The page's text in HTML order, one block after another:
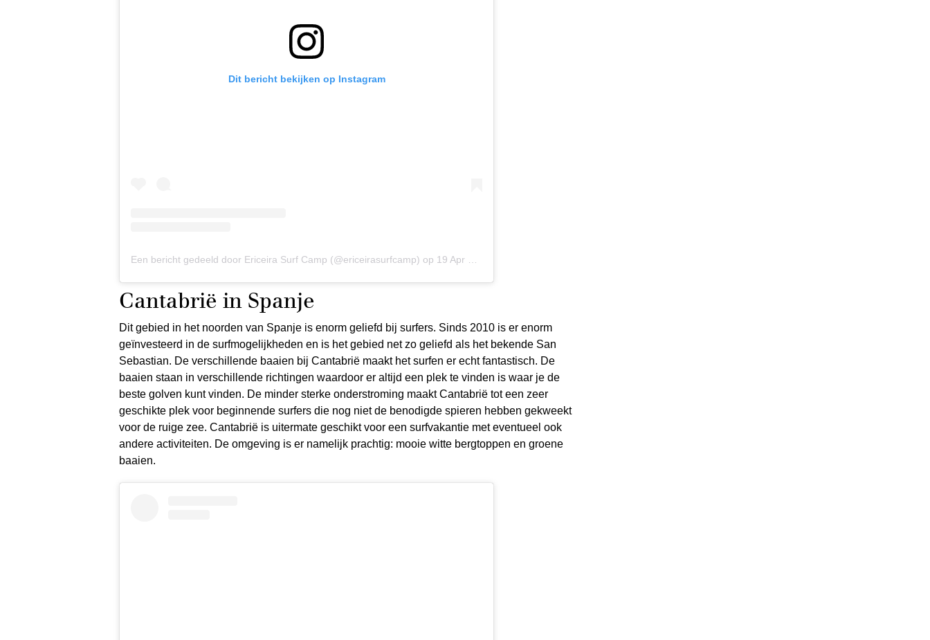
Dit bericht bekijken op Instagram
Een bericht gedeeld door Ericeira Surf Camp (@ericeirasurfcamp) op 19 Apr 2020 om 1:56 (PDT)
Cantabrië in Spanje
Dit gebied in het noorden van Spanje is enorm geliefd bij surfers. Sinds 2010 is er enorm
geïnvesteerd in de surfmogelijkheden en is het gebied net zo geliefd als het bekende San
Sebastian. De verschillende baaien bij Cantabrië maakt het surfen er echt fantastisch. De
baaien staan in verschillende richtingen waardoor er altijd een plek te vinden is waar je de
beste golven kunt vinden. De minder sterke onderstroming maakt Cantabrië tot een zeer
geschikte plek voor beginnende surfers die nog niet de benodigde spieren hebben gekweekt
voor de ruige zee. Cantabrië is uitermate geschikt voor een surfvakantie met eventueel ook
andere activiteiten. De omgeving is er namelijk prachtig: mooie witte bergtoppen en groene
baaien.